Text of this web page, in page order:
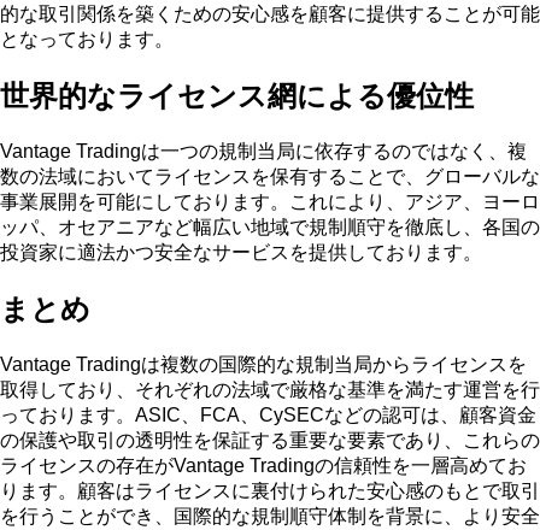
的な取引関係を築くための安心感を顧客に提供することが可能
となっております。
世界的なライセンス網による優位性
Vantage Tradingは一つの規制当局に依存するのではなく、複
数の法域においてライセンスを保有することで、グローバルな
事業展開を可能にしております。これにより、アジア、ヨーロ
ッパ、オセアニアなど幅広い地域で規制順守を徹底し、各国の
投資家に適法かつ安全なサービスを提供しております。
まとめ
Vantage Tradingは複数の国際的な規制当局からライセンスを
取得しており、それぞれの法域で厳格な基準を満たす運営を行
っております。ASIC、FCA、CySECなどの認可は、顧客資金
の保護や取引の透明性を保証する重要な要素であり、これらの
ライセンスの存在がVantage Tradingの信頼性を一層高めてお
ります。顧客はライセンスに裏付けられた安心感のもとで取引
を行うことができ、国際的な規制順守体制を背景に、より安全